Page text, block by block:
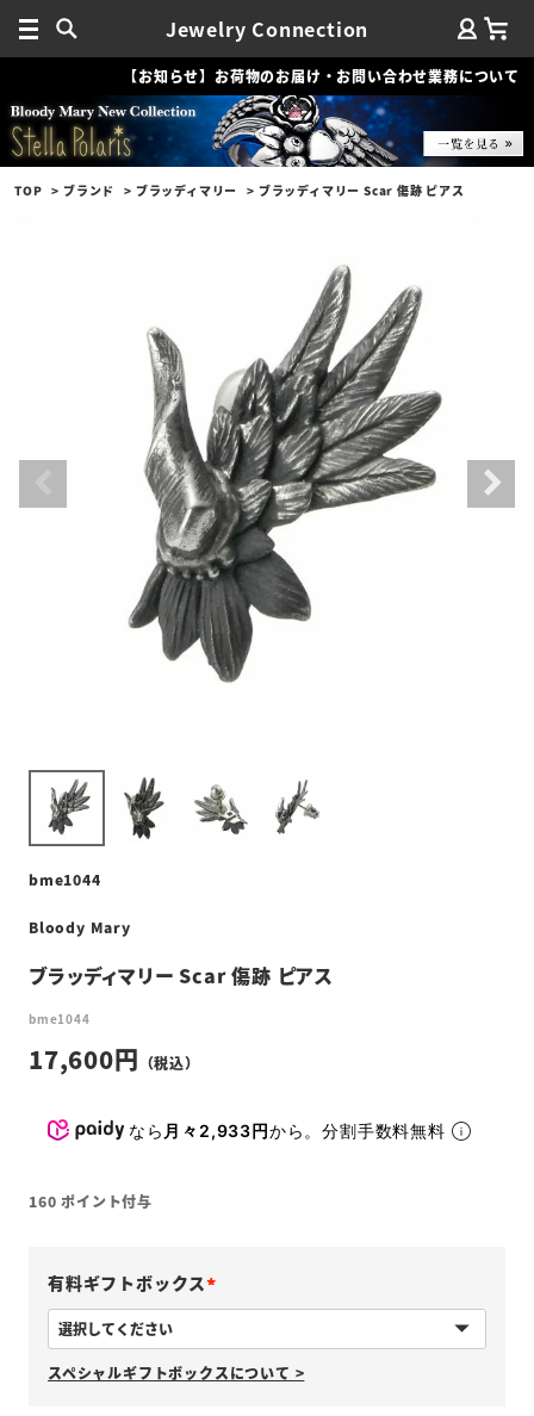
Jewelry Connection
【お知らせ】お荷物のお届け・お問い合わせ業務について
TOP ブランド ブラッディマリー ブラッディマリー Scar 傷跡 ピアス
bme1044
Bloody Mary
ブラッディマリー Scar 傷跡 ピアス
bme1044
17,600
なら 月々2,933円から。分割手数料無料
160 ポイント付与
有料ギフトボックス
必
須
スペシャルギフトボックスについて >